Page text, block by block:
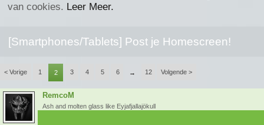
van cookies. Leer Meer.
[Smartphones/Tablets] Post je Homescreen!
< Vorige 1 2 3 4 5 6 → 12 Volgende >
RemcoM
Ash and molten glass like Eyjafjallajökull